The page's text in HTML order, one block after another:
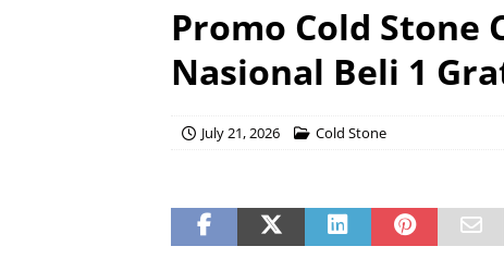
Promo Cold Stone
Nasional Beli 1
July 21, 2026 Cold Stone